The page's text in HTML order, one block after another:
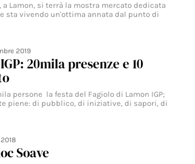
Lamon, si terrà la mostra mercato dedicata
sta vivendo un'ottima annata dal punto di
2019
20mila presenze e 10
persone la festa del Fagiolo di Lamon IGP;
piene: di pubblico, di iniziative, di sapori, di
Soave